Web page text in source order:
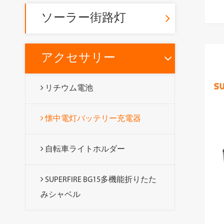
ソーラー街路灯
アクセサリー
リチウム電池
懐中電灯バッテリー充電器
自転車ライトホルダー
SUPERFIRE BG15多機能折りたた
みシャベル